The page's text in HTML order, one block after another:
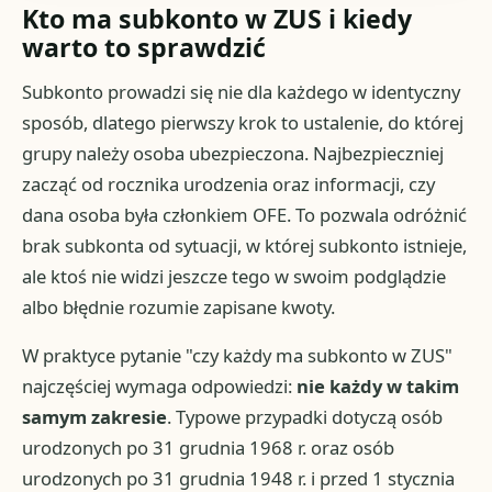
Kto ma subkonto w ZUS i kiedy
warto to sprawdzić
Subkonto prowadzi się nie dla każdego w identyczny
sposób, dlatego pierwszy krok to ustalenie, do której
grupy należy osoba ubezpieczona. Najbezpieczniej
zacząć od rocznika urodzenia oraz informacji, czy
dana osoba była członkiem OFE. To pozwala odróżnić
brak subkonta od sytuacji, w której subkonto istnieje,
ale ktoś nie widzi jeszcze tego w swoim podglądzie
albo błędnie rozumie zapisane kwoty.
W praktyce pytanie "czy każdy ma subkonto w ZUS"
najczęściej wymaga odpowiedzi: nie każdy w takim
samym zakresie. Typowe przypadki dotyczą osób
urodzonych po 31 grudnia 1968 r. oraz osób
urodzonych po 31 grudnia 1948 r. i przed 1 stycznia